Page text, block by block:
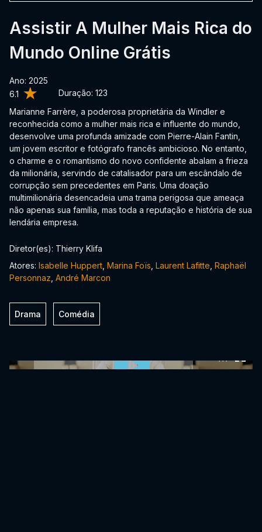
6.1 Duração: 123
Assistir A Mulher Mais Rica do
Mundo Online Grátis
Ano: 2025
Marianne Farrère, a poderosa proprietária da Windler e
reconhecida como a mulher mais rica e influente do mundo,
desenvolve uma profunda amizade com Pierre-Alain Fantin,
um jovem escritor e fotógrafo francês ambicioso. No entanto,
o charme e o romantismo do novo confidente abalam a frieza
da milionária, servindo de catalisador para um escândalo de
corrupção sem precedentes em Paris. Uma doação
multimilionária desencadeia uma trama perigosa que ameaça
não apenas sua família, mas toda a reputação e história de sua
lendária empresa.
Diretor(es): Thierry Klifa
Atores: Isabelle Huppert Marina Foïs Laurent Lafitte Raphaël
Personnaz André Marcon
Drama Comédia